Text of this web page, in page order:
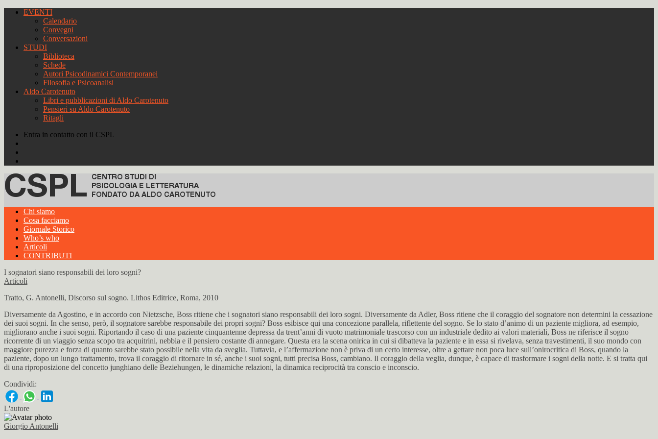
EVENTI
Calendario
Convegni
Conversazioni
STUDI
Biblioteca
Schede
Autori Psicodinamici Contemporanei
Filosofia e Psicoanalisi
Aldo Carotenuto
Libri e pubblicazioni di Aldo Carotenuto
Pensieri su Aldo Carotenuto
Ritagli
Entra in contatto con il CSPL
Chi siamo
Cosa facciamo
Giornale Storico
Who’s who
Articoli
CONTRIBUTI
I sognatori siano responsabili dei loro sogni?
Articoli
Tratto, G. Antonelli, Discorso sul sogno. Lithos Editrice, Roma, 2010
Diversamente da Agostino, e in accordo con Nietzsche, Boss ritiene che i sognatori siano responsabili dei loro sogni. Diversamente da Adler, Boss ritiene che il coraggio del sognatore non determini la cessazione
dei suoi sogni. In che senso, però, il sognatore sarebbe responsabile dei propri sogni? Boss esibisce qui una concezione parallela, riflettente del sogno. Se lo stato d’animo di un paziente migliora, ad esempio,
migliorano anche i suoi sogni. Riportando il caso di una paziente cinquantenne depressa da trent’anni di vuoto matrimoniale trascorso con un industriale dedito ai valori materiali, Boss ne riferisce il sogno
ricorrente di un viaggio senza scopo tra acquitrini, nebbia e il pensiero costante di annegare. Questa era la scena onirica in cui si dibatteva la paziente e in essa si rivelava, senza travestimenti, il suo mondo con
maggiore purezza e forza di quanto sarebbe stato possibile nella vita da sveglia. Tuttavia, e l’affermazione non è priva di un certo interesse, oltre a gettare non poca luce sull’onirocritica di Boss, quando la
paziente, dopo un lungo trattamento, trova il coraggio di ritornare in sé, anche i suoi sogni, tutti precisa Boss, cambiano. Il coraggio della veglia, dunque, è capace di trasformare i sogni della notte. E si tratta qui
di una riproposizione del concetto junghiano delle Beziehungen, le dinamiche relazioni, la dinamica reciprocità tra conscio e inconscio.
Condividi:
L'autore
Giorgio Antonelli